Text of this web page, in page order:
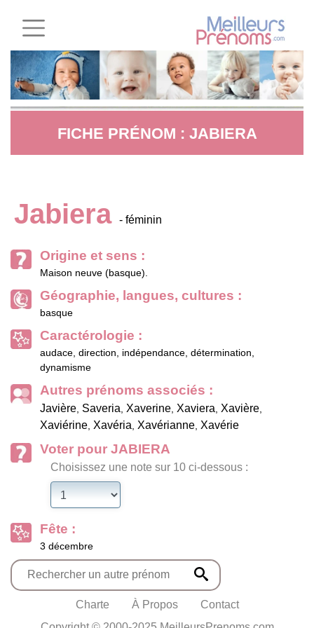
FICHE PRÉNOM : JABIERA
Jabiera - féminin
Origine et sens :
Maison neuve (basque).
Géographie, langues, cultures :
basque
Caractérologie :
audace, direction, indépendance, détermination,
dynamisme
Autres prénoms associés :
Javière, Saveria, Xaverine, Xaviera, Xavière,
Xaviérine, Xavéria, Xavérianne, Xavérie
Voter pour JABIERA
Choisissez une note sur 10 ci-dessous :
Fête :
3 décembre
Charte À Propos
Contact